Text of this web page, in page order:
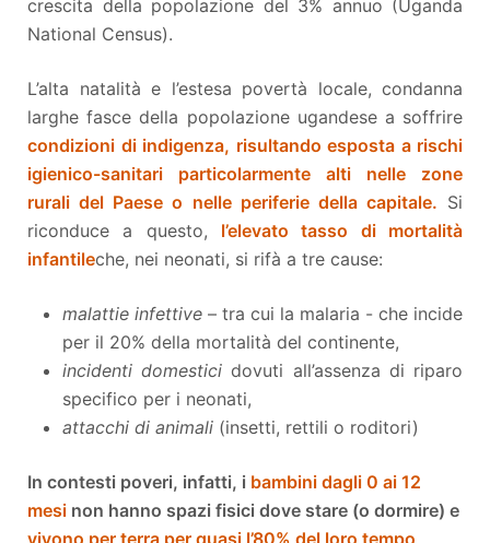
crescita della popolazione del 3% annuo (Uganda
National Census).
L’alta natalità e l’estesa povertà locale, condanna
larghe fasce della popolazione ugandese a soffrire
condizioni di indigenza, risultando esposta a rischi
igienico-sanitari particolarmente alti nelle zone
rurali del Paese o nelle periferie della capitale. Si
riconduce a questo, l’elevato tasso di mortalità
infantileche, nei neonati, si rifà a tre cause:
malattie infettive – tra cui la malaria - che incide
per il 20% della mortalità del continente,
incidenti domestici dovuti all’assenza di riparo
specifico per i neonati,
attacchi di animali (insetti, rettili o roditori)
In contesti poveri, infatti, i bambini dagli 0 ai 12
mesi non hanno spazi fisici dove stare (o dormire) e
vivono per terra per quasi l’80% del loro tempo,